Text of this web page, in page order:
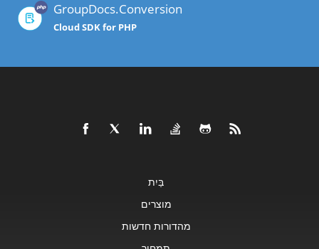
GroupDocs.Conversion
Cloud SDK for PHP
בַּיִת
מוצרים
מהדורות חדשות